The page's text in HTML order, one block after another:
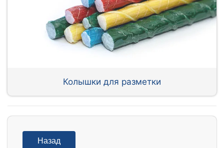
Колышки для разметки
Назад